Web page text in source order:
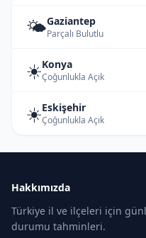
🌤️Gaziantep
Parçalı Bulutlu
☀️Konya
Çoğunlukla Açık
☀️Eskişehir
Çoğunlukla Açık
Hakkımızda
Türkiye il ve ilçeleri için
durumu tahminleri.